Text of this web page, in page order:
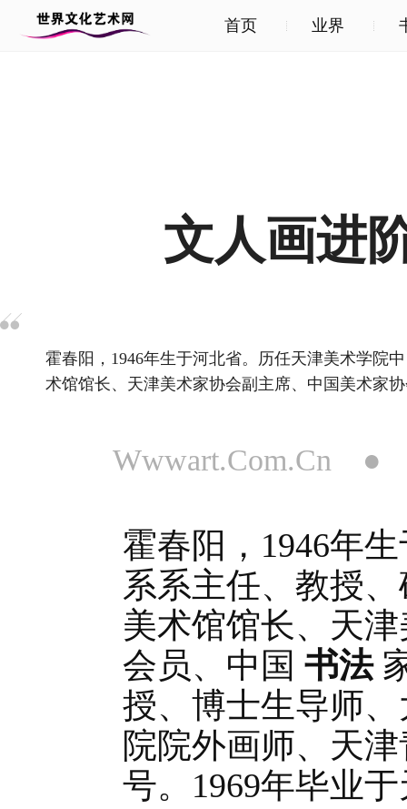
首页 业界
文人画进
霍春阳，1946年生于河北省。历任天津美术学院
术馆馆长、天津美术家协会副主席、中国美术家
Wwwart.Com.Cn
霍春阳，1946年
系系主任、教授
美术馆馆长、天
会员、中国 书法
授、博士生导师
院院外画师、天
号。1969年毕业